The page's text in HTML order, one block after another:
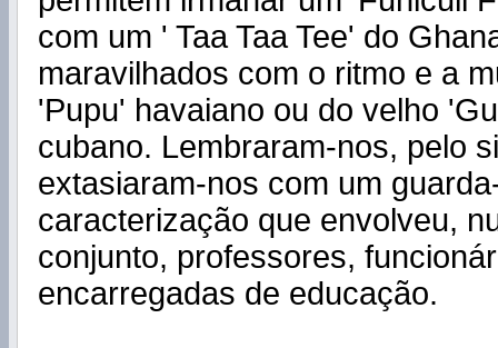
com um ' Taa Taa Tee' do
maravilhados com o ritmo e a
'Pupu' havaiano ou do velho
cubano. Lembraram-nos, pelo
extasiaram-nos com um
caracterização que envolveu,
conjunto, professores,
encarregadas de educação.